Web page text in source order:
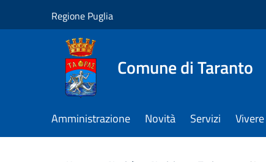
Regione Puglia
Comune di Taranto
Amministrazione Novità Servizi